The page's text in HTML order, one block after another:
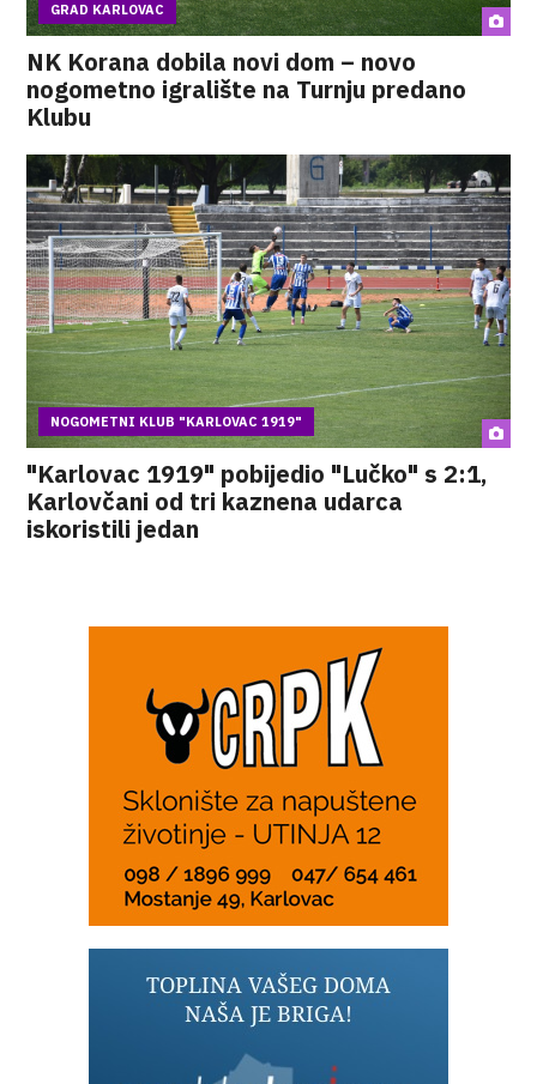
GRAD KARLOVAC
NK Korana dobila novi dom – novo
nogometno igralište na Turnju predano
Klubu
NOGOMETNI KLUB "KARLOVAC 1919"
"Karlovac 1919" pobijedio "Lučko" s 2:1,
Karlovčani od tri kaznena udarca
iskoristili jedan